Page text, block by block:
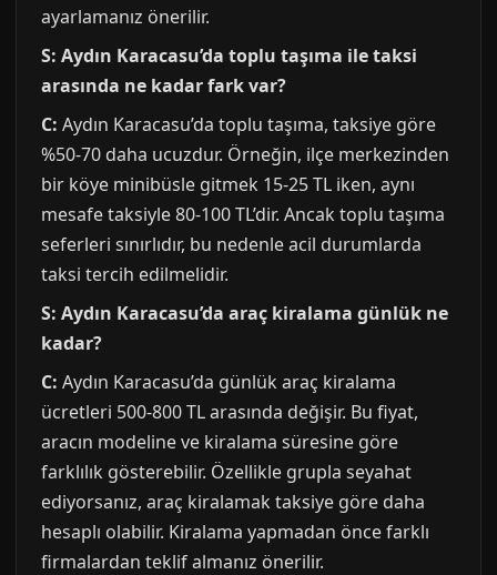
ayarlamanız önerilir.
S: Aydın Karacasu’da toplu taşıma ile taksi
arasında ne kadar fark var?
C: Aydın Karacasu’da toplu taşıma, taksiye göre
%50-70 daha ucuzdur. Örneğin, ilçe merkezinden
bir köye minibüsle gitmek 15-25 TL iken, aynı
mesafe taksiyle 80-100 TL’dir. Ancak toplu taşıma
seferleri sınırlıdır, bu nedenle acil durumlarda
taksi tercih edilmelidir.
S: Aydın Karacasu’da araç kiralama günlük ne
kadar?
C: Aydın Karacasu’da günlük araç kiralama
ücretleri 500-800 TL arasında değişir. Bu fiyat,
aracın modeline ve kiralama süresine göre
farklılık gösterebilir. Özellikle grupla seyahat
ediyorsanız, araç kiralamak taksiye göre daha
hesaplı olabilir. Kiralama yapmadan önce farklı
firmalardan teklif almanız önerilir.